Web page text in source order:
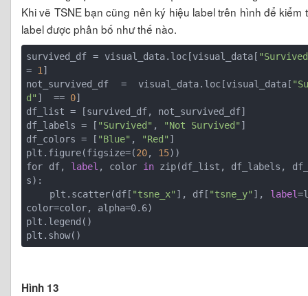
Khi vẽ TSNE bạn cũng nên ký hiệu label trên hình để kiểm
label được phân bố như thế nào.
survived_df = visual_data.loc[visual_data[
= 1 ]
not_survived_df = visual_data.loc[visual_data[
d" ]  == 0]
df_list = [survived_df, not_survived_df]
df_labels = [ "Survived" , "Not Survived" ]
df_colors = [ "Blue" , "Red" ]
plt.figure(figsize=(20, 15))
for df, label , color in zip(df_list, df_labels,
    plt.scatter(df[
"tsne_x" ], df[ "tsne_y" ], label
plt.legend()
Hình 13